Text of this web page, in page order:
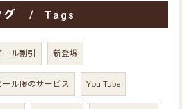
グ Tags
ル割引 新登場
ール限のサービス You Tube